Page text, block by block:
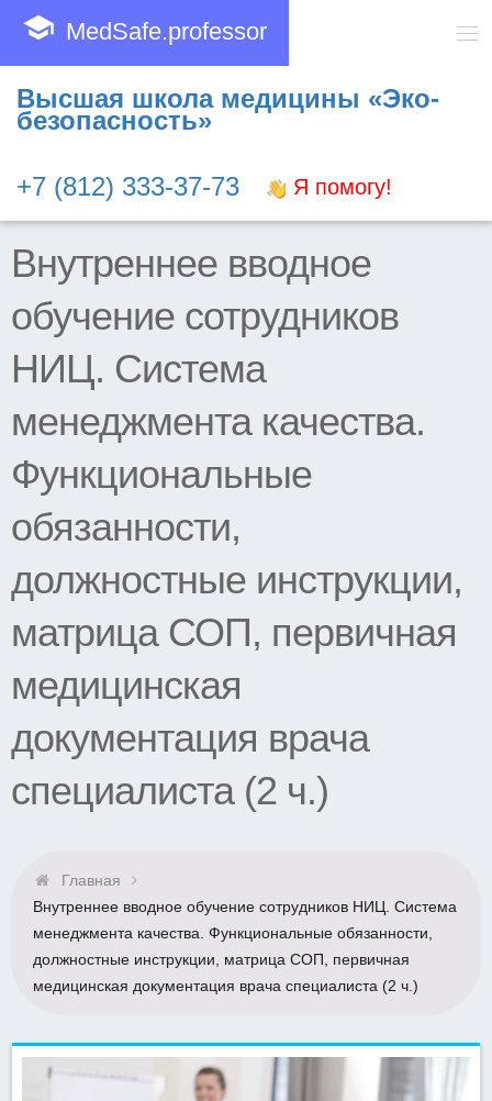
school MedSafe.professor
Высшая школа медицины «Эко-
безопасность»
+7 (812) 333-37-73 Я помогу!
Внутреннее вводное
обучение сотрудников
НИЦ. Система
менеджмента качества.
Функциональные
обязанности,
должностные инструкции,
матрица СОП, первичная
медицинская
документация врача
специалиста (2 ч.)
Главная
Внутреннее вводное обучение сотрудников НИЦ. Система
менеджмента качества. Функциональные обязанности,
должностные инструкции, матрица СОП, первичная
медицинская документация врача специалиста (2 ч.)